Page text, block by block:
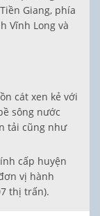
Giang, phía
Vĩnh Long và
cát xen kẻ với
sông nước
tải cũng như
cấp huyện
vị hành
thị trấn).